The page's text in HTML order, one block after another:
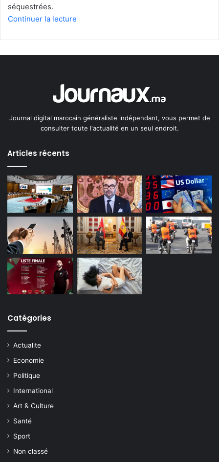
séquestrées.
Continuer la lecture
Journal digital marocain généraliste indépendant, vous permet de
consulter toute l'actualité en un seul endroit.
Articles récents
Catégories
Actualite
Economie
Politique
International
Art & Culture
Santé
Sport
Non classé